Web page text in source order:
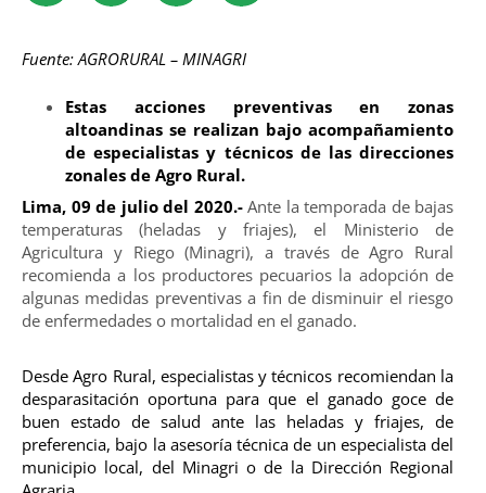
Fuente: AGRORURAL – MINAGRI
Estas acciones preventivas en zonas
altoandinas se realizan bajo acompañamiento
de especialistas y técnicos de las direcciones
zonales de Agro Rural.
Lima, 09 de julio del 2020.- Ante la temporada de bajas
temperaturas (heladas y friajes), el Ministerio de
Agricultura y Riego (Minagri), a través de Agro Rural
recomienda a los productores pecuarios la adopción de
algunas medidas preventivas a fin de disminuir el riesgo
de enfermedades o mortalidad en el ganado.
Desde Agro Rural, especialistas y técnicos recomiendan la
desparasitación oportuna para que el ganado goce de
buen estado de salud ante las heladas y friajes, de
preferencia, bajo la asesoría técnica de un especialista del
municipio local, del Minagri o de la Dirección Regional